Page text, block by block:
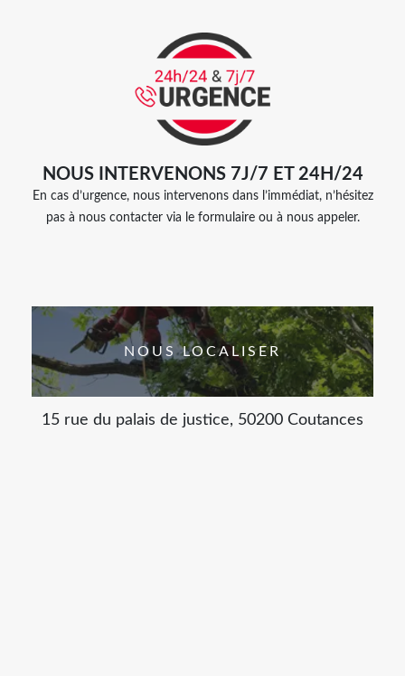
NOUS INTERVENONS 7J/7 ET 24H/24
En cas d’urgence, nous intervenons dans l’immédiat, n’hésitez
pas à nous contacter via le formulaire ou à nous appeler.
NOUS LOCALISER
15 rue du palais de justice, 50200 Coutances